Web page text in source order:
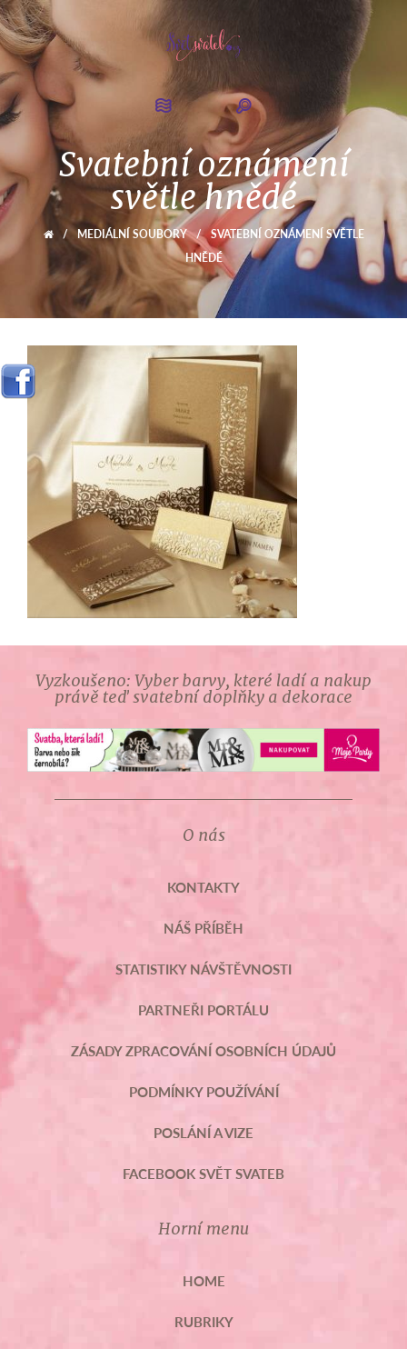
Svatební oznámení
světle hnědé
/ MEDIÁLNÍ SOUBORY /
SVATEBNÍ OZNÁMENÍ SVĚTLE
HNĚDÉ
Vyzkoušeno: Vyber barvy, které ladí a nakup
právě teď svatební doplňky a dekorace
O nás
KONTAKTY
NÁŠ PŘÍBĚH
STATISTIKY NÁVŠTĚVNOSTI
PARTNEŘI PORTÁLU
ZÁSADY ZPRACOVÁNÍ OSOBNÍCH ÚDAJŮ
PODMÍNKY POUŽÍVÁNÍ
POSLÁNÍ A VIZE
FACEBOOK SVĚT SVATEB
Horní menu
HOME
RUBRIKY